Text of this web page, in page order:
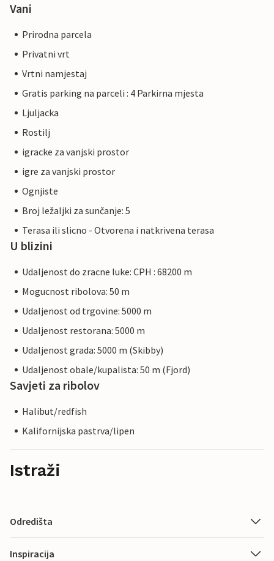
Vani
Prirodna parcela
Privatni vrt
Vrtni namjestaj
Gratis parking na parceli : 4 Parkirna mjesta
Ljuljacka
Rostilj
igracke za vanjski prostor
igre za vanjski prostor
Ognjiste
Broj ležaljki za sunčanje: 5
Terasa ili slicno - Otvorena i natkrivena terasa
U blizini
Udaljenost do zracne luke: CPH : 68200 m
Mogucnost ribolova: 50 m
Udaljenost od trgovine: 5000 m
Udaljenost restorana: 5000 m
Udaljenost grada: 5000 m (Skibby)
Udaljenost obale/kupalista: 50 m (Fjord)
Savjeti za ribolov
Halibut/redfish
Kalifornijska pastrva/lipen
Istraži
Odredišta
Inspiracija